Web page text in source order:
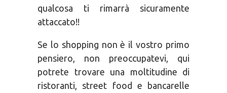
qualcosa ti rimarrà sicuramente
attaccato!!
Se lo shopping non è il vostro primo
pensiero, non preoccupatevi, qui
potrete trovare una moltitudine di
ristoranti, street food e bancarelle